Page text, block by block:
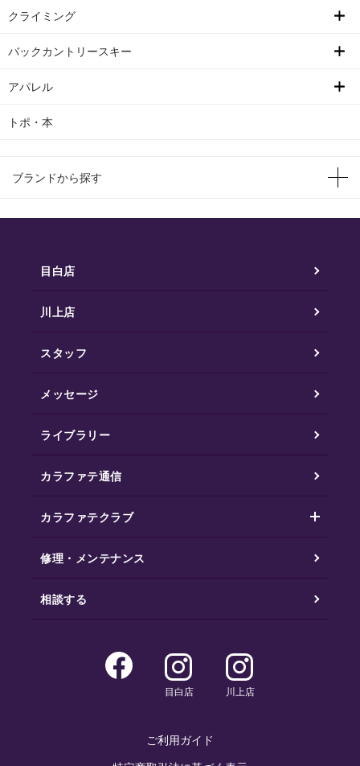
クライミング
バックカントリースキー
アパレル
トポ・本
ブランドから探す
目白店
川上店
スタッフ
メッセージ
ライブラリー
カラファテ通信
カラファテクラブ
修理・メンテナンス
相談する
目白店 川上店
ご利用ガイド